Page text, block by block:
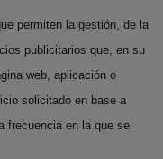
permiten la gestión, de la
publicitarios que, en su
web, aplicación o
solicitado en base a
frecuencia en la que se